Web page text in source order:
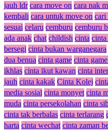
jauh ldr cara move on cara nak
kembali cara untuk move on cari
sesuai celaru cemburu cemburu
ada anak chat childish cinta cinta
bersegi cinta bukan warganegara
dua benua cinta game cinta
ikhlas cinta ikut kawan cinta
jauh cinta kakak Cinta Kolej
media sosial cinta monyet cinta
muda cinta persekolahan cinta
cinta tak berbalas cinta terlarang
harta cinta wechat cinta zaman